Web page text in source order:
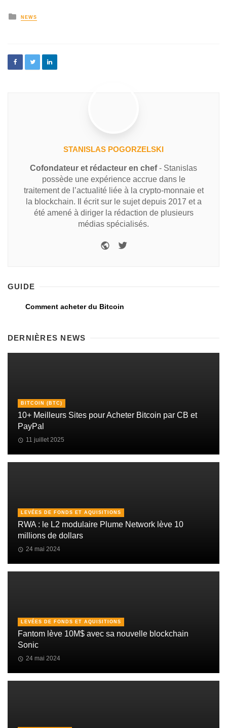
NEWS
STANISLAS POGORZELSKI
Cofondateur et rédacteur en chef- Stanislas
possède une expérience accrue dans le
traitement de l’actualité liée à la crypto-monnaie et
la blockchain. Il écrit sur le sujet depuis 2017 et a
été amené à diriger la rédaction de plusieurs
médias spécialisés.
GUIDE
Comment acheter du Bitcoin
DERNIÈRES NEWS
BITCOIN (BTC)
10+ Meilleurs Sites pour Acheter Bitcoin par CB et
PayPal
11 juillet 2025
LEVÉES DE FONDS ET AQUISITIONS
RWA : le L2 modulaire Plume Network lève 10
millions de dollars
24 mai 2024
LEVÉES DE FONDS ET AQUISITIONS
Fantom lève 10M$ avec sa nouvelle blockchain
Sonic
24 mai 2024